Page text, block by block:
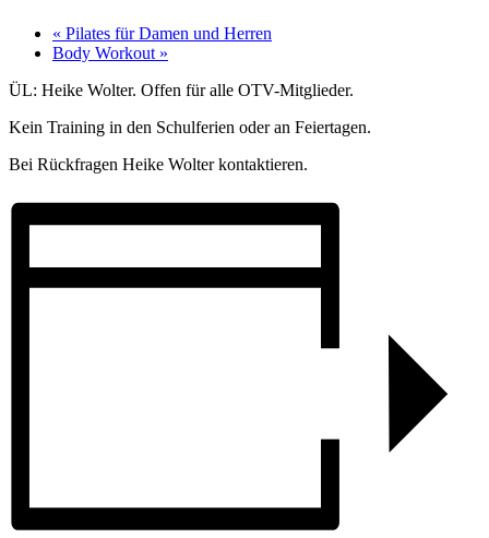
« Pilates für Damen und Herren
Body Workout »
ÜL: Heike Wolter. Offen für alle OTV-Mitglieder.
Kein Training in den Schulferien oder an Feiertagen.
Bei Rückfragen Heike Wolter kontaktieren.